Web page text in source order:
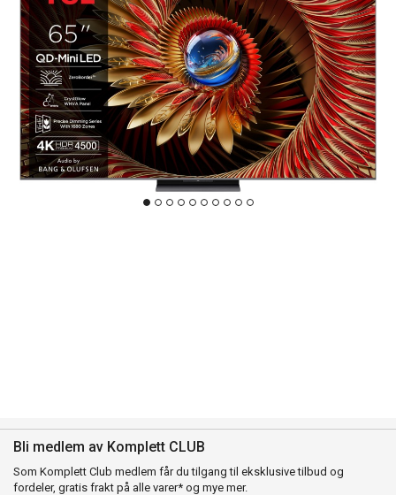
Bli medlem av Komplett CLUB
Som Komplett Club medlem får du tilgang til eksklusive tilbud og
fordeler, gratis frakt på alle varer* og mye mer.